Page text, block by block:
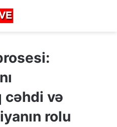
cəhdi və
rolu